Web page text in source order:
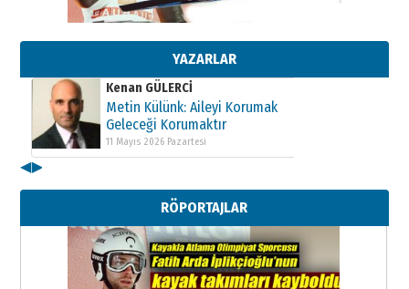
YAZARLAR
Metin Külünk: Aileyi Korumak
Geleceği Korumaktır
11 Mayıs 2026 Pazartesi
Kenan GÜLERCİ
Metin Külünk: Aileyi Korumak
Geleceği Korumaktır
11 Mayıs 2026 Pazartesi
Metin Külünk: Aileyi Korumak
Geleceği Korumaktır
11 Mayıs 2026 Pazartesi
◀▶
RÖPORTAJLAR